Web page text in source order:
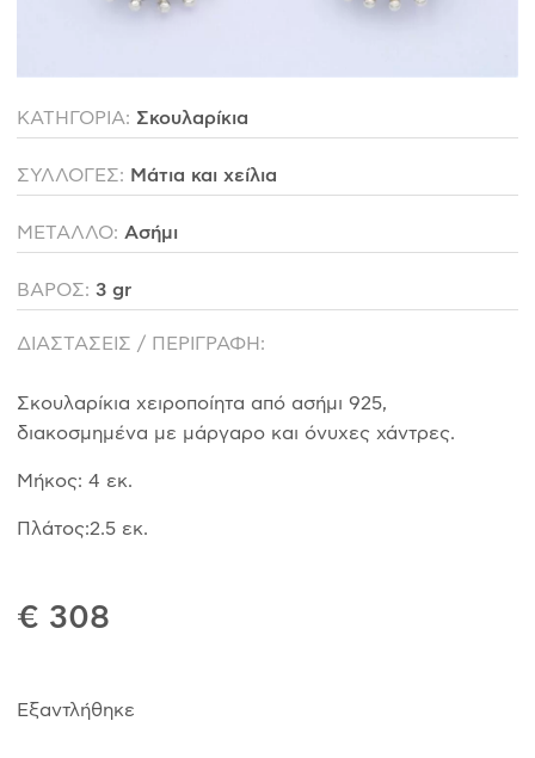
ΤΙ ΣΗΜΑΊΝΕΙ ΤΟ ΚΌΣΜΗΜΑ ΓΙΑ ΜΑΣ ;
ΔΗΜΟΣΙΕΎΣΕΙΣ
ΕΠΙΚΟΙΝΩΝΊΑ
ΚΑΛΆΘΙ ΑΓΟΡΏΝ
ΑΠΟΣΤΟΛΈΣ/ΕΠΙΣΤΡΟΦΈΣ
ΌΡΟΙ ΥΠΗΡΕΣΙΏΝ
ΚΑΤΗΓΟΡΙΑ: Σκουλαρίκια
ΣΥΛΛΟΓΕΣ: Μάτια και χείλια
ΜΕΤΑΛΛΟ: Ασήμι
ΒΑΡΟΣ: 3 gr
ΔΙΑΣΤΑΣΕΙΣ / ΠΕΡΙΓΡΑΦΗ:
Σκουλαρίκια χειροποίητα από ασήμι 925,
διακοσμημένα με μάργαρο και όνυχες χάντρες.
Μήκος: 4 εκ.
Πλάτος:2.5 εκ.
€ 308
Εξαντλήθηκε